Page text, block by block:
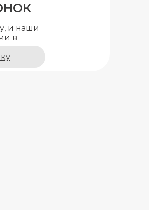
и наши
в